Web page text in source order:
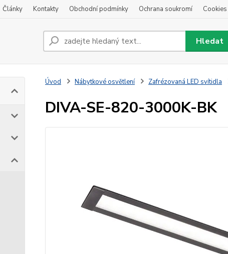
Články Kontakty Obchodní podmínky Ochrana soukromí Cookies
Hledat
Úvod Nábytkové osvětlení Zafrézovaná LED svítidla
DIVA-SE-820-3000K-BK